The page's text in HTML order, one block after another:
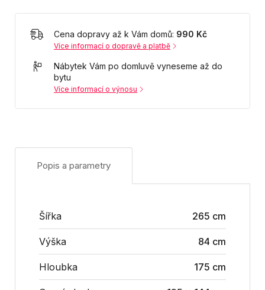
Cena dopravy až k Vám domů: 990 Kč
Více informací o dopravě a platbě
Nábytek Vám po domluvě vyneseme až do
bytu
Více informací o výnosu
Popis a parametry
Šířka 265 cm
Výška 84 cm
Hloubka 175 cm